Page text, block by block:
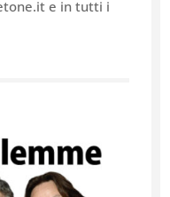
e in tutti i